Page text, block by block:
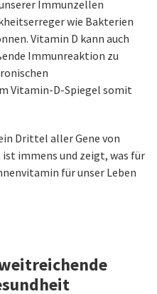
Immunzellen
wie Bakterien
Vitamin D kann auch
Immunreaktion zu
Vitamin-D-Spiegel somit
Drittel aller Gene von
immens und zeigt, was für
für unser Leben